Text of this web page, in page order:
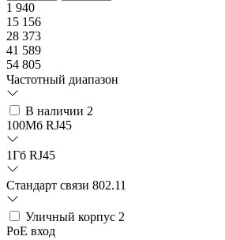
1 940
15 156
28 373
41 589
54 805
Частотный диапазон
В наличии 2
100Мб RJ45
1Гб RJ45
Стандарт связи 802.11
Уличный корпус 2
PoE вход